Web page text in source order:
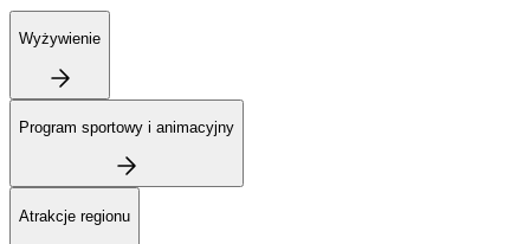
Wyżywienie
Program sportowy i animacyjny
Atrakcje regionu